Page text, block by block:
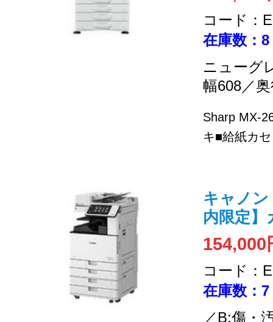
コード：
在庫数：8
ニューグ
幅608／
Sharp MX-
キ■給紙カ
キャノン
内限定】
154,000
コード：
在庫数：7
／B:傷・